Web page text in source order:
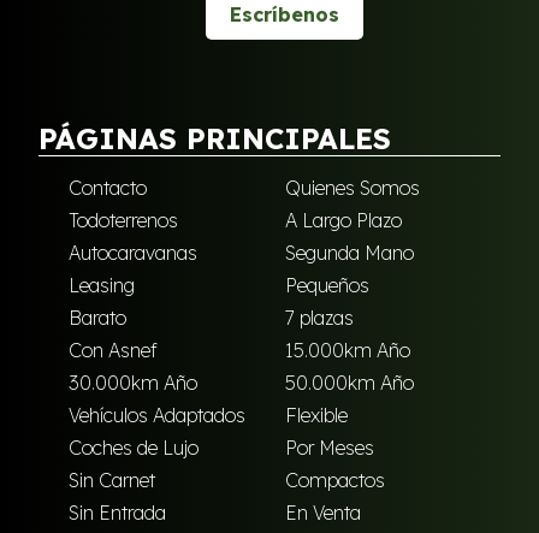
Escríbenos
PÁGINAS PRINCIPALES
Contacto
Quienes Somos
Todoterrenos
A Largo Plazo
Autocaravanas
Segunda Mano
Leasing
Pequeños
Barato
7 plazas
Con Asnef
15.000km Año
30.000km Año
50.000km Año
Vehículos Adaptados
Flexible
Coches de Lujo
Por Meses
Sin Carnet
Compactos
Sin Entrada
En Venta